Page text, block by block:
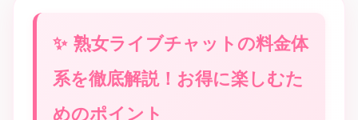
熟女ライブチャットの料金体
系を徹底解説！お得に楽しむた
めのポイント